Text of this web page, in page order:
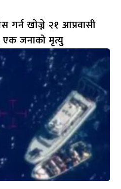
गर्न खोज्ने २१ आप्रवासी
एक जनाको मृत्यु